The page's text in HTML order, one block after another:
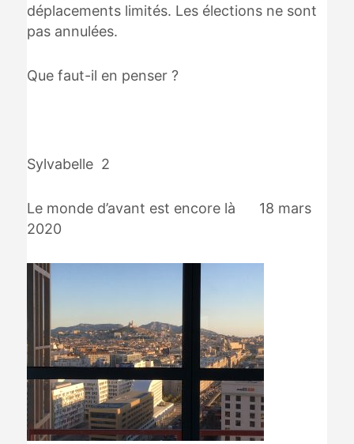
déplacements limités. Les élections ne sont
pas annulées.
Que faut-il en penser ?
Sylvabelle 2
Le monde d’avant est encore là 18 mars
2020